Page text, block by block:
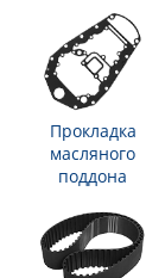
Прокладка
масляного
поддона